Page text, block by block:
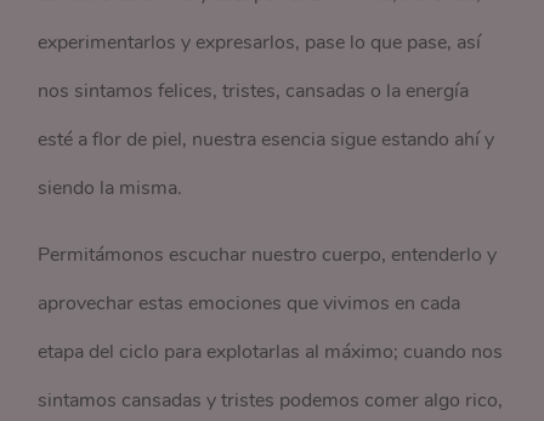
experimentarlos y expresarlos, pase lo que pase, así
nos sintamos felices, tristes, cansadas o la energía
esté a flor de piel, nuestra esencia sigue estando ahí y
siendo la misma.
Permitámonos escuchar nuestro cuerpo, entenderlo y
aprovechar estas emociones que vivimos en cada
etapa del ciclo para explotarlas al máximo; cuando nos
sintamos cansadas y tristes podemos comer algo rico,